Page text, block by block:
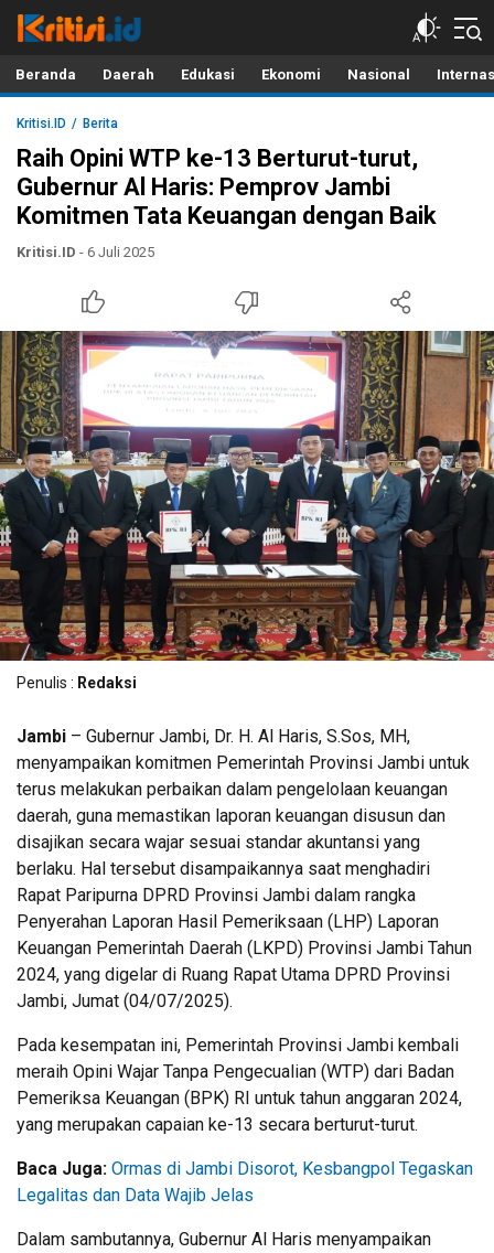
Kritisi.ID
Kritik untuk Negeri!
Beranda Daerah Edukasi Ekonomi Nasional
Kritisi.ID Berita
Raih Opini WTP ke-13 Berturut-turut,
Gubernur Al Haris: Pemprov Jambi
Komitmen Tata Keuangan dengan Baik
Kritisi.ID - 6 Juli 2025
Penulis : Redaksi
Jambi – Gubernur Jambi, Dr. H. Al Haris, S.Sos, MH,
menyampaikan komitmen Pemerintah Provinsi Jambi untuk
terus melakukan perbaikan dalam pengelolaan keuangan
daerah, guna memastikan laporan keuangan disusun dan
disajikan secara wajar sesuai standar akuntansi yang
berlaku. Hal tersebut disampaikannya saat menghadiri
Rapat Paripurna DPRD Provinsi Jambi dalam rangka
Penyerahan Laporan Hasil Pemeriksaan (LHP) Laporan
Keuangan Pemerintah Daerah (LKPD) Provinsi Jambi Tahun
2024, yang digelar di Ruang Rapat Utama DPRD Provinsi
Jambi, Jumat (04/07/2025).
Pada kesempatan ini, Pemerintah Provinsi Jambi kembali
meraih Opini Wajar Tanpa Pengecualian (WTP) dari Badan
Pemeriksa Keuangan (BPK) RI untuk tahun anggaran 2024,
yang merupakan capaian ke-13 secara berturut-turut.
Baca Juga: Ormas di Jambi Disorot, Kesbangpol Tegaskan
Legalitas dan Data Wajib Jelas
Dalam sambutannya, Gubernur Al Haris menyampaikan